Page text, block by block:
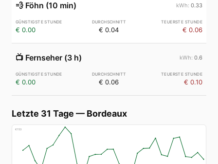
💨 Föhn (10 min) 0.33
€ 0.00 € 0.04 € 0.06
📺 Fernseher (3 h) 0.6
€ 0.00 € 0.06 € 0.10
Letzte 31 Tage — Bordeaux
€153